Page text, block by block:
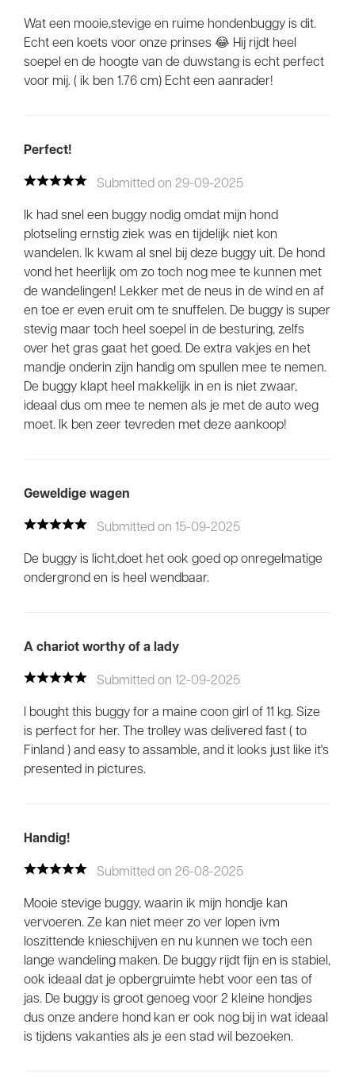
You’re currently viewing our UK store. Would
Wat een mooie,stevige en ruime hondenbuggy is dit.
Echt een koets voor onze prinses 😂 Hij rijdt heel
soepel en de hoogte van de duwstang is echt perfect
voor mij. ( ik ben 1.76 cm) Echt een aanrader!
Perfect!
Submitted on 29-09-2025
Ik had snel een buggy nodig omdat mijn hond
plotseling ernstig ziek was en tijdelijk niet kon
wandelen. Ik kwam al snel bij deze buggy uit. De hond
vond het heerlijk om zo toch nog mee te kunnen met
de wandelingen! Lekker met de neus in de wind en af
en toe er even eruit om te snuffelen. De buggy is super
stevig maar toch heel soepel in de besturing, zelfs
over het gras gaat het goed. De extra vakjes en het
mandje onderin zijn handig om spullen mee te nemen.
De buggy klapt heel makkelijk in en is niet zwaar,
ideaal dus om mee te nemen als je met de auto weg
moet. Ik ben zeer tevreden met deze aankoop!
Geweldige wagen
Submitted on 15-09-2025
De buggy is licht,doet het ook goed op onregelmatige
ondergrond en is heel wendbaar.
A chariot worthy of a lady
Submitted on 12-09-2025
I bought this buggy for a maine coon girl of 11 kg. Size
is perfect for her. The trolley was delivered fast ( to
Finland ) and easy to assamble, and it looks just like it's
presented in pictures.
Handig!
Submitted on 26-08-2025
Mooie stevige buggy, waarin ik mijn hondje kan
vervoeren. Ze kan niet meer zo ver lopen ivm
loszittende knieschijven en nu kunnen we toch een
lange wandeling maken. De buggy rijdt fijn en is stabiel,
ook ideaal dat je opbergruimte hebt voor een tas of
jas. De buggy is groot genoeg voor 2 kleine hondjes
dus onze andere hond kan er ook nog bij in wat ideaal
is tijdens vakanties als je een stad wil bezoeken.